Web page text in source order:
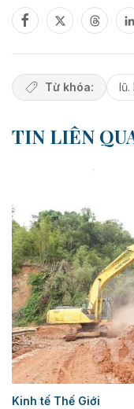
Từ khóa: lũ.
TIN LIÊN
Kinh tế Thế Giới